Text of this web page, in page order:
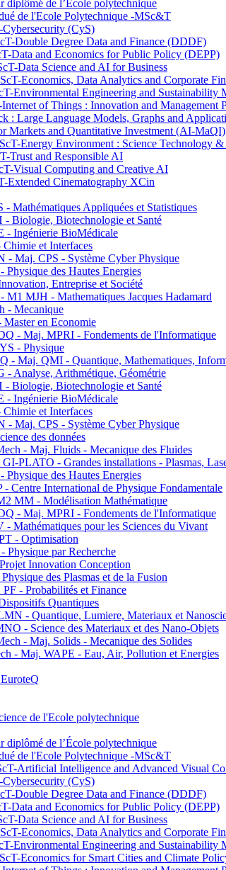
diplômé de l’École polytechnique
de l'Ecole Polytechnique -MSc&T
(CyS)
Double Degree Data and Finance (DDDF)
Data and Economics for Public Policy (DEPP)
Data Science and AI for Business
Economics, Data Analytics and Corporate
Environmental Engineering and Sustainability
of Things : Innovation and Management
: Large Language Models, Graphs and
Markets and Quantitative Investment (AI-MaQI)
Energy Environment : Science Technology &
Trust and Responsible AI
Visual Computing and Creative AI
Extended Cinematography XCin
Mathématiques Appliquées et Statistiques
Biologie, Biotechnologie et Santé
Ingénierie BioMédicale
et Interfaces
- Maj. CPS - Système Cyber Physique
des Hautes Energies
Entreprise et Société
MJH - Mathematiques Jacques Hadamard
- Mecanique
en Economie
- Maj. MPRI - Fondements de l'Informatique
- Physique
- Maj. QMI - Quantique, Mathematiques,
Analyse, Arithmétique, Géométrie
Biologie, Biotechnologie et Santé
Ingénierie BioMédicale
et Interfaces
- Maj. CPS - Système Cyber Physique
des données
- Maj. Fluids - Mecanique des Fluides
PLATO - Grandes installations - Plasmas,
des Hautes Energies
Centre International de Physique Fondamentale
MM - Modélisation Mathématique
- Maj. MPRI - Fondements de l'Informatique
Mathématiques pour les Sciences du Vivant
- Optimisation
par Recherche
Innovation Conception
des Plasmas et de la Fusion
- Probabilités et Finance
Quantiques
- Quantique, Lumiere, Materiaux et
- Science des Materiaux et des Nano-Objets
- Maj. Solids - Mecanique des Solides
- Maj. WAPE - Eau, Air, Pollution et Energies
de l'Ecole polytechnique
diplômé de l’École polytechnique
de l'Ecole Polytechnique -MSc&T
Artificial Intelligence and Advanced Visual
(CyS)
Double Degree Data and Finance (DDDF)
Data and Economics for Public Policy (DEPP)
Data Science and AI for Business
Economics, Data Analytics and Corporate
Environmental Engineering and Sustainability
Economics for Smart Cities and Climate